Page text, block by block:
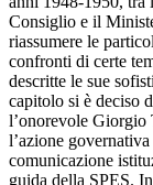
Consiglio e il
riassumere le
confronti di certe
descritte le sue
capitolo si è deciso
l’onorevole Giorgio
l’azione
comunicazione
guida della SPES.